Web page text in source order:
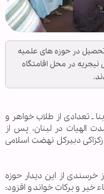
در حوزه های علمیه
نیجریه در محل اقامتگاه
ـ تعدادی از طلاب خواهر و
الهیات در لبنان، پس از
دبيركل نهضت اسلامی
خرسندی از این دیدار حوزه
و برکات خواند و افزود: